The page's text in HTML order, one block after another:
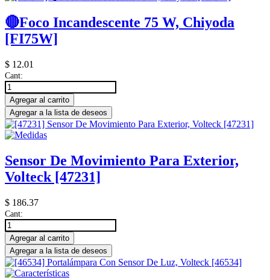
🔴Foco Incandescente 75 W, Chiyoda
[FI75W]
$ 12.01
Cant:
Agregar al carrito
Agregar a la lista de deseos
Sensor De Movimiento Para Exterior,
Volteck [47231]
$ 186.37
Cant:
Agregar al carrito
Agregar a la lista de deseos